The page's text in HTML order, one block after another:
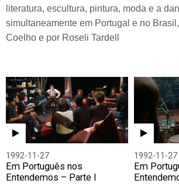
literatura, escultura, pintura, moda e a
simultaneamente em Portugal e no
Coelho e por Roseli Tardell
1992-11-27
Em Português nos
Entendemos – Parte I
1992-11-27
Em